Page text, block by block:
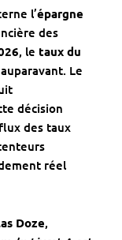
l’épargne
des
, le taux du
Le
décision
des taux
réel
Doze,